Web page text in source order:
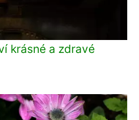
krásné a zdravé